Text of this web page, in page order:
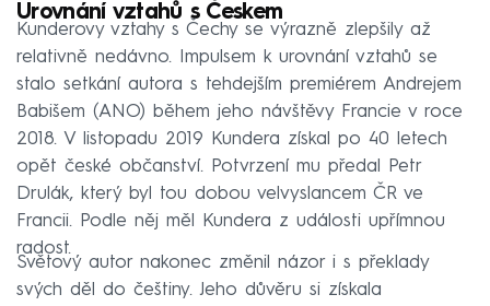
Urovnání vztahů s Českem
Kunderovy vztahy s Čechy se výrazně zlepšily až
relativně nedávno. Impulsem k urovnání vztahů se
stalo setkání autora s tehdejším premiérem Andrejem
Babišem (ANO) během jeho návštěvy Francie v roce
2018. V listopadu 2019 Kundera získal po 40 letech
opět české občanství. Potvrzení mu předal Petr
Drulák, který byl tou dobou velvyslancem ČR ve
Francii. Podle něj měl Kundera z události upřímnou
radost.
Světový autor nakonec změnil názor i s překlady
svých děl do češtiny. Jeho důvěru si získala